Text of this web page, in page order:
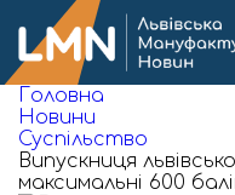
Головна
Новини
Суспільство
Випускниця
максимальні 600